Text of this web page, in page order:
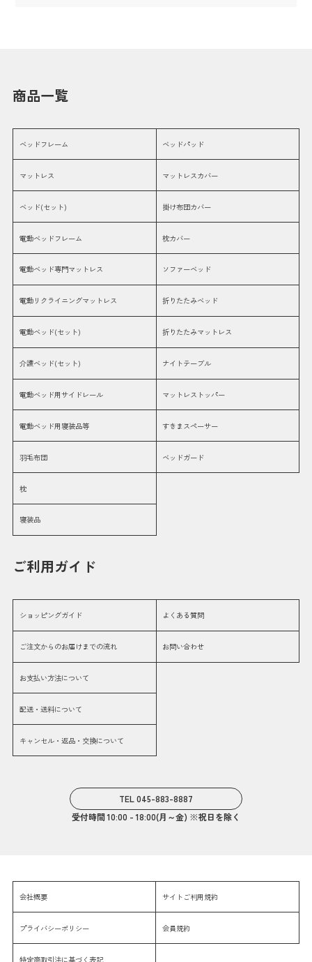
商品一覧
ベッドフレーム
マットレス
ベッド(セット)
電動ベッドフレーム
電動ベッド専門マットレス
電動リクライニングマットレス
電動ベッド(セット)
介護ベッド(セット)
電動ベッド用サイドレール
電動ベッド用寝装品等
羽毛布団
枕
寝装品
ベッドパッド
マットレスカバー
掛け布団カバー
枕カバー
ソファーベッド
折りたたみベッド
折りたたみマットレス
ナイトテーブル
マットレストッパー
すきまスペーサー
ベッドガード
ご利用ガイド
ショッピングガイド
ご注文からのお届けまでの流れ
お支払い方法について
配送・送料について
キャンセル・返品・交換について
よくある質問
お問い合わせ
TEL 045-883-8887
受付時間 10:00 - 18:00(月～金) ※祝日を除く
会社概要
プライバシーポリシー
特定商取引法に基づく表記
サイトご利用規約
会員規約